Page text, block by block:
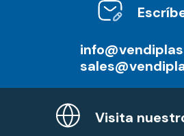
Visita